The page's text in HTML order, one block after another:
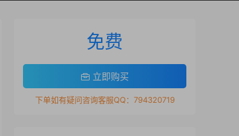
免费
立即购买
下单如有疑问咨询客服QQ：794320719